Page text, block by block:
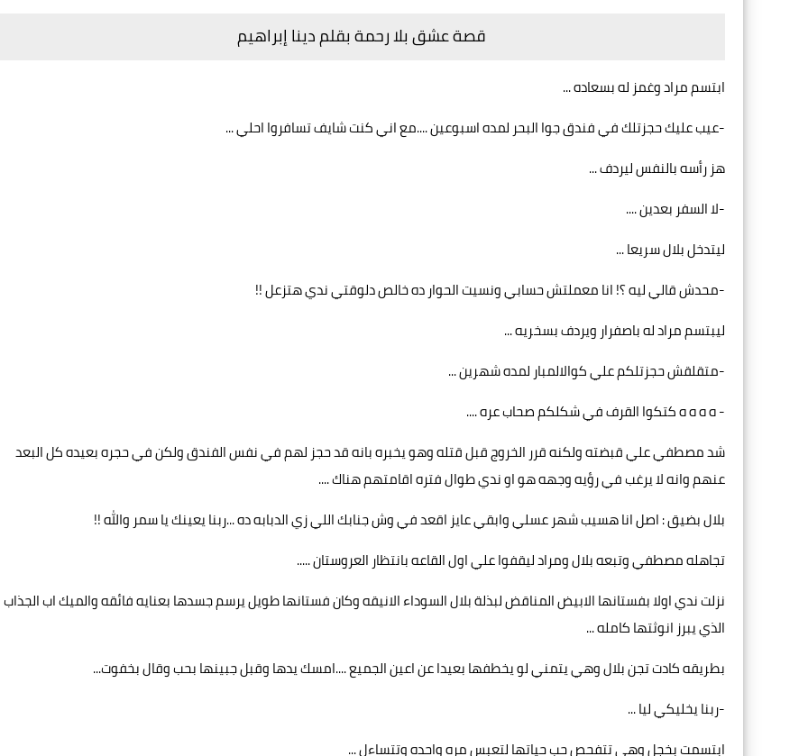
قصة عشق بلا رحمة بقلم دينا إبراهيم
ابتسم مراد وغمز له بسعاده ...
-عيب عليك حجزتلك في فندق جوا البحر لمده اسبوعين ....مع اني كنت شايف تسافروا احلي ...
هز رأسه بالنفس ليردف ...
-لا السفر بعدين ....
ليتدخل بلال سريعا ...
-محدش قالي ليه ؟! انا معملتش حسابي ونسيت الحوار ده خالص دلوقتي ندي هتزعل !!
ليبتسم مراد له باصفرار ويردف بسخريه ...
-متقلقش حجزتلكم علي كوالالمبار لمده شهرين ...
- ه ه ه ه كتكوا القرف في شكلكم صحاب عره ....
شد مصطفي علي قبضته ولكنه قرر الخروج قبل قتله وهو يخبره بانه قد حجز لهم في نفس الفندق ولكن في حجره بعيده كل البعد
عنهم وانه لا يرغب في رؤيه وجهه هو او ندي طوال فتره اقامتهم هناك ....
بلال بضيق : اصل انا هسيب شهر عسلي وابقي عايز اقعد في وش جنابك اللي زي الدبابه ده ...ربنا يعينك يا سمر والله !!
تجاهله مصطفي وتبعه بلال ومراد ليقفوا علي اول القاعه بانتظار العروستان .....
نزلت ندي اولا بفستانها الابيض المناقض لبذلة بلال السوداء الانيقه وكان فستانها طويل يرسم جسدها بعنايه فائقه والميك اب الجذاب
الذي يبرز انوثتها كامله ...
بطريقه كادت تجن بلال وهي يتمني لو يخطفها بعيدا عن اعين الجميع ....امسك يدها وقبل جبينها بحب وقال بخفوت...
-ربنا يخليكي ليا ...
ابتسمت بخجل وهي تتفحص حب حياتها لتعبس مره واحده وتتساءل ...